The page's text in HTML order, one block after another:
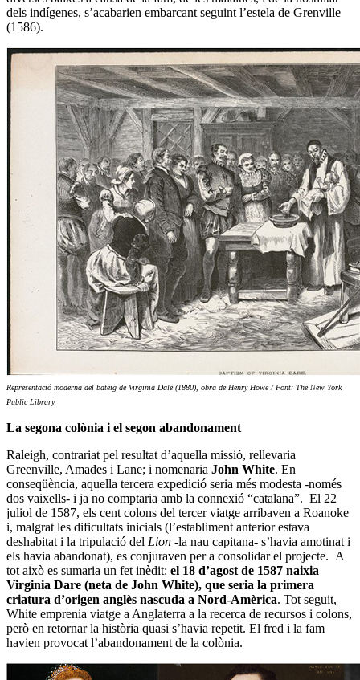
dels indígenes, s’acabarien embarcant seguint l’estela de Grenville
(1586).
Representació moderna del bateig de Virginia Dale (1880), obra de Henry Howe / Font: The New York
Public Library
La segona colònia i el segon abandonament
Raleigh, contrariat pel resultat d’aquella missió, rellevaria
Greenville, Amades i Lane; i nomenaria John White. En
conseqüència, aquella tercera expedició seria més modesta -només
dos vaixells- i ja no comptaria amb la connexió “catalana”. El 22
juliol de 1587, els cent colons del tercer viatge arribaven a Roanoke
i, malgrat les dificultats inicials (l’establiment anterior estava
deshabitat i la tripulació del Lion -la nau capitana- s’havia amotinat i
els havia abandonat), es conjuraven per a consolidar el projecte. A
tot això es sumaria un fet inèdit: el 18 d’agost de 1587 naixia
Virginia Dare (neta de John White), que seria la primera
criatura d’origen anglès nascuda a Nord-Amèrica. Tot seguit,
White emprenia viatge a Anglaterra a la recerca de recursos i colons,
però en retornar la història quasi s’havia repetit. El fred i la fam
havien provocat l’abandonament de la colònia.